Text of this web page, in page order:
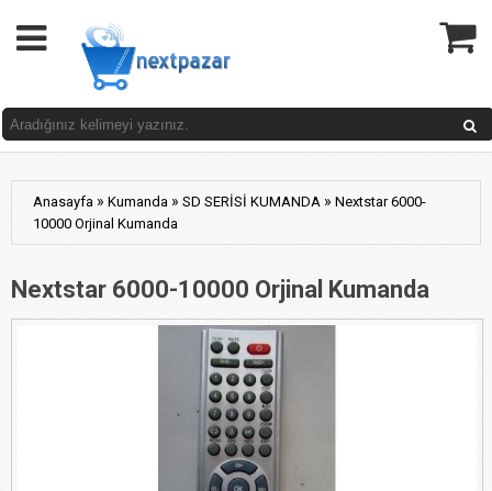
Anasayfa » Kumanda » SD SERİSİ KUMANDA » Nextstar 6000-
10000 Orjinal Kumanda
Nextstar 6000-10000 Orjinal Kumanda